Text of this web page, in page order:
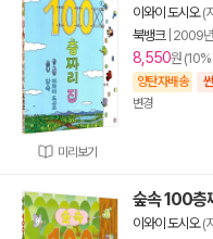
미리보기
이와이 도시오(
북뱅크| 2009
8,550원
양탄자배송
변경
숲속 100층
이와이 도시오(